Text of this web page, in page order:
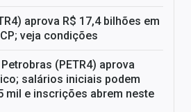
aprova R$ 17,4 bilhões em
veja condições
(PETR4) aprova
salários iniciais podem
mil e inscrições abrem neste